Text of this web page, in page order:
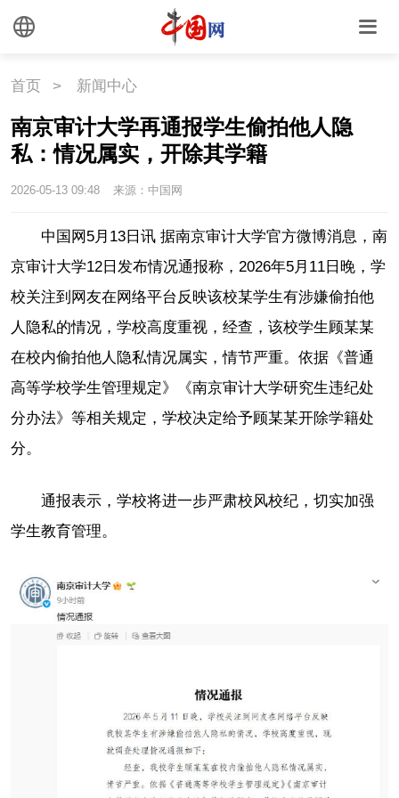
首页 > 新闻中心
南京审计大学再通报学生偷拍他人隐
私：情况属实，开除其学籍
2026-05-13 09:48 来源：中国网
中国网5月13日讯 据南京审计大学官方微博消息，南
京审计大学12日发布情况通报称，2026年5月11日晚，学
校关注到网友在网络平台反映该校某学生有涉嫌偷拍他
人隐私的情况，学校高度重视，经查，该校学生顾某某
在校内偷拍他人隐私情况属实，情节严重。依据《普通
高等学校学生管理规定》《南京审计大学研究生违纪处
分办法》等相关规定，学校决定给予顾某某开除学籍处
分。
通报表示，学校将进一步严肃校风校纪，切实加强
学生教育管理。